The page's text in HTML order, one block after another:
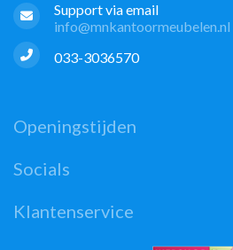
Support via email
info@mnkantoormeubelen.nl
033-3036570
Openingstijden
Socials
Klantenservice